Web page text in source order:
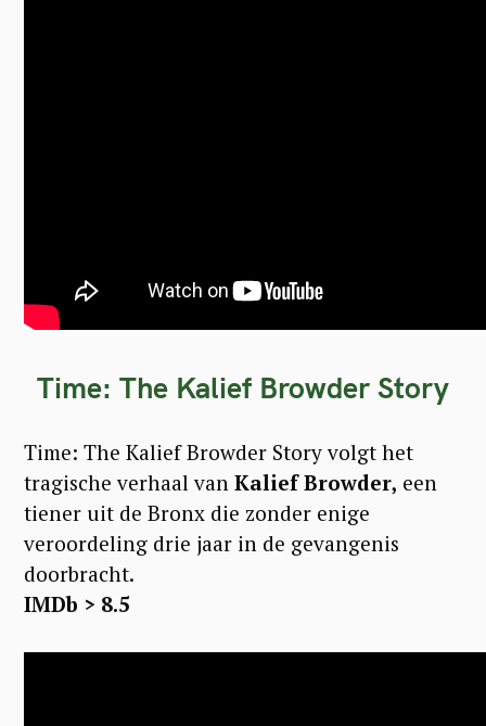
Time: The Kalief Browder Story
Time: The Kalief Browder Story volgt het
tragische verhaal van Kalief Browder, een
tiener uit de Bronx die zonder enige
veroordeling drie jaar in de gevangenis
doorbracht.
IMDb > 8.5